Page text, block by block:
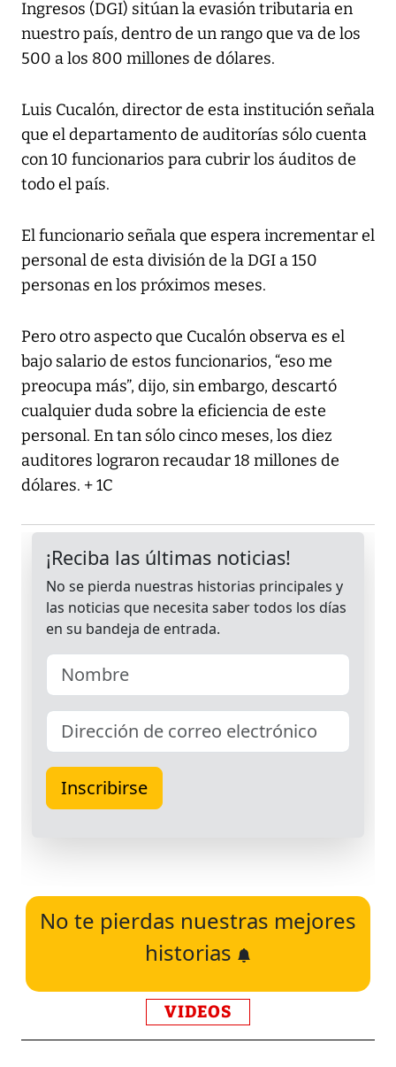
Ingresos (DGI) sitúan la evasión tributaria en
nuestro país, dentro de un rango que va de los
500 a los 800 millones de dólares.
Luis Cucalón, director de esta institución señala
que el departamento de auditorías sólo cuenta
con 10 funcionarios para cubrir los áuditos de
todo el país.
El funcionario señala que espera incrementar el
personal de esta división de la DGI a 150
personas en los próximos meses.
Pero otro aspecto que Cucalón observa es el
bajo salario de estos funcionarios, “eso me
preocupa más”, dijo, sin embargo, descartó
cualquier duda sobre la eficiencia de este
personal. En tan sólo cinco meses, los diez
auditores lograron recaudar 18 millones de
dólares. + 1C
No te pierdas nuestras mejores
historias
VIDEOS